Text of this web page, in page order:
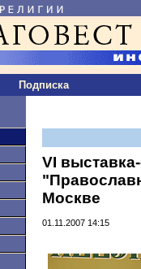
Подписка
VI
Москве
01.11.2007 14:15